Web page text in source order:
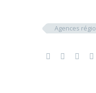
Agences